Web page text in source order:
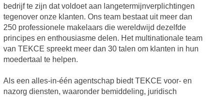
bedrijf te zijn dat voldoet aan langetermijnverplichtingen
tegenover onze klanten. Ons team bestaat uit meer dan
250 professionele makelaars die wereldwijd dezelfde
principes en enthousiasme delen. Het multinationale team
van TEKCE spreekt meer dan 30 talen om klanten in hun
moedertaal te helpen.
Als een alles-in-één agentschap biedt TEKCE voor- en
nazorg diensten, waaronder bemiddeling, juridisch